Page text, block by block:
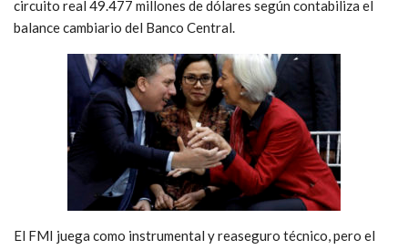
circuito real 49.477 millones de dólares según contabiliza el
balance cambiario del Banco Central.
El FMI juega como instrumental y reaseguro técnico, pero el